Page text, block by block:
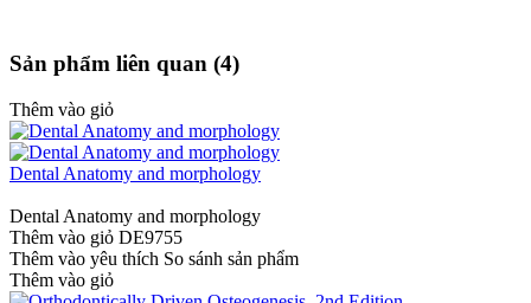
Sản phẩm liên quan (4)
Thêm vào giỏ
Dental Anatomy and morphology
Dental Anatomy and morphology
Thêm vào giỏ DE9755
Thêm vào yêu thích So sánh sản phẩm
Thêm vào giỏ